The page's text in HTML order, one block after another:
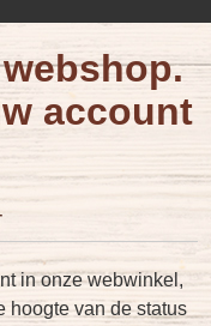
account
in onze webwinkel,
hoogte van de status